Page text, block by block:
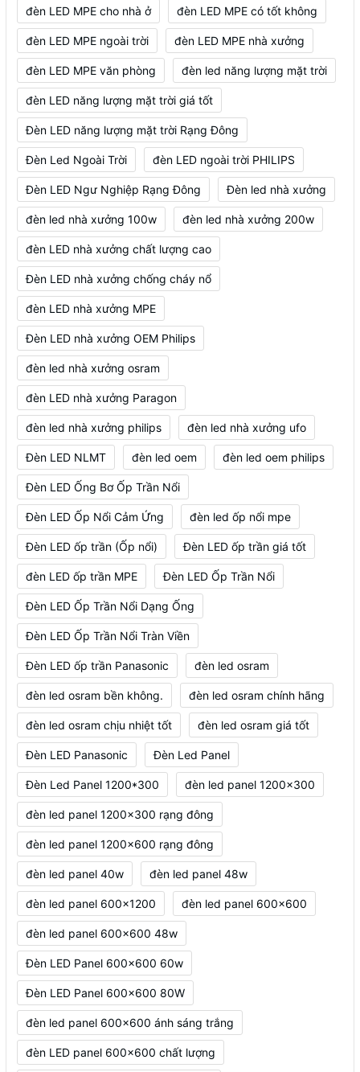
đèn LED MPE cho nhà ở đèn LED MPE có tốt không
đèn LED MPE ngoài trời đèn LED MPE nhà xưởng
đèn LED MPE văn phòng đèn led năng lượng mặt trời
đèn LED năng lượng mặt trời giá tốt
Đèn LED năng lượng mặt trời Rạng Đông
Đèn Led Ngoài Trời đèn LED ngoài trời PHILIPS
Đèn LED Ngư Nghiệp Rạng Đông Đèn led nhà xưởng
đèn led nhà xưởng 100w đèn led nhà xưởng 200w
đèn LED nhà xưởng chất lượng cao
Đèn LED nhà xưởng chống cháy nổ
đèn LED nhà xưởng MPE
Đèn LED nhà xưởng OEM Philips
đèn led nhà xưởng osram
đèn LED nhà xưởng Paragon
đèn led nhà xưởng philips đèn led nhà xưởng ufo
Đèn LED NLMT đèn led oem đèn led oem philips
Đèn LED Ống Bơ Ốp Trần Nổi
Đèn LED Ốp Nổi Cảm Ứng đèn led ốp nổi mpe
Đèn LED ốp trần (Ốp nổi) Đèn LED ốp trần giá tốt
đèn LED ốp trần MPE Đèn LED Ốp Trần Nổi
Đèn LED Ốp Trần Nổi Dạng Ống
Đèn LED Ốp Trần Nổi Tràn Viền
Đèn LED ốp trần Panasonic đèn led osram
đèn led osram bền không. đèn led osram chính hãng
đèn led osram chịu nhiệt tốt đèn led osram giá tốt
Đèn LED Panasonic Đèn Led Panel
Đèn Led Panel 1200*300 đèn led panel 1200x300
đèn led panel 1200x300 rạng đông
đèn led panel 1200x600 rạng đông
đèn led panel 40w đèn led panel 48w
đèn led panel 600x1200 đèn led panel 600x600
đèn led panel 600x600 48w
Đèn LED Panel 600x600 60w
Đèn LED Panel 600x600 80W
đèn led panel 600x600 ánh sáng trắng
đèn LED panel 600x600 chất lượng